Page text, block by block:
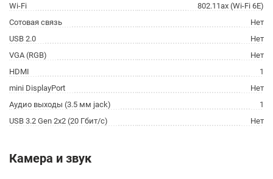
Wi-Fi
802.11ax (Wi-Fi 6E)
Сотовая связь
Нет
USB 2.0
Нет
VGA (RGB)
Нет
HDMI
1
mini DisplayPort
Нет
Аудио выходы (3.5 мм jack)
1
USB 3.2 Gen 2x2 (20 Гбит/с)
Нет
Камера и звук